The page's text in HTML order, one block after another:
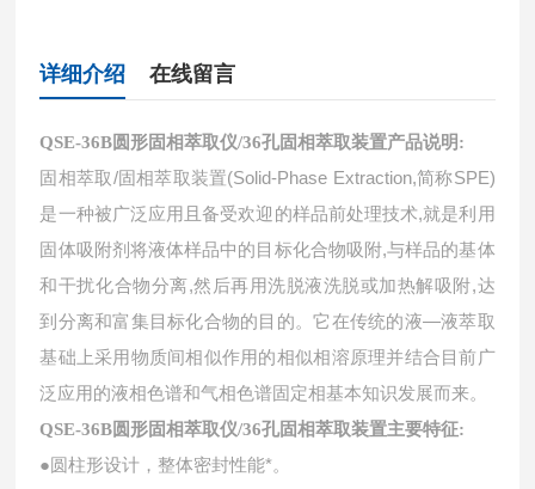
详细介绍 在线留言
QSE-36B圆形固相萃取仪/36孔固相萃取装置产品说明:
固相萃取/固相萃取装置(Solid-Phase Extraction,简称SPE)
是一种被广泛应用且备受欢迎的样品前处理技术,就是利用
固体吸附剂将液体样品中的目标化合物吸附,与样品的基体
和干扰化合物分离,然后再用洗脱液洗脱或加热解吸附,达
到分离和富集目标化合物的目的。它在传统的液—液萃取
基础上采用物质间相似作用的相似相溶原理并结合目前广
泛应用的液相色谱和气相色谱固定相基本知识发展而来。
QSE-36B圆形固相萃取仪/36孔固相萃取装置主要特征:
●圆柱形设计，整体密封性能*。